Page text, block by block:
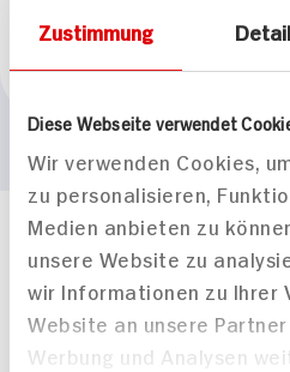
Zustimmung
Diese Webseite verwendet
Wir verwenden Cookies,
zu personalisieren,
Medien anbieten zu
unsere Website zu
wir Informationen zu Ihrer
Website an unsere
Werbung und Analysen
Mehr Informationen in unserem
kontakt
hit.de
Wir beantworten gerne Ihre
(0228) 42967 0